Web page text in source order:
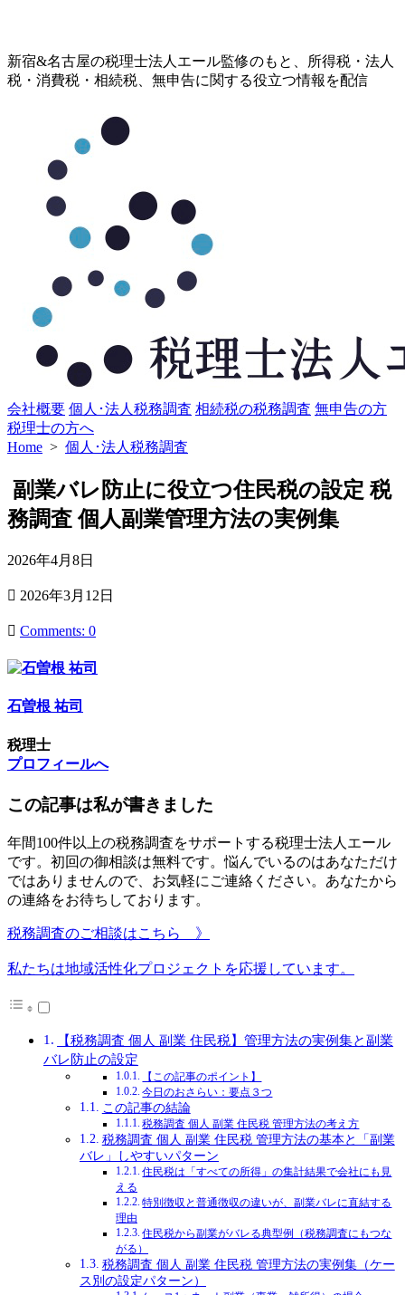
コ
ン
新宿&名古屋の税理士法人エール監修のもと、所得税・法人
税・消費税・相続税、無申告に関する役立つ情報を配信
会社概要 個人･法人税務調査 相続税の税務調査 無申告の方
税理士の方へ
Home > 個人･法人税務調査
副業バレ防止に役立つ住民税の設定 税
務調査 個人副業管理方法の実例集
公
日
2026年4月8日
最
更
日
2026年3月12日
Comments: 0
石曽根 祐司
税理士
プロフィールへ
この記事は私が書きました
年間100件以上の税務調査をサポートする税理士法人エール
です。初回の御相談は無料です。悩んでいるのはあなただけ
ではありませんので、お気軽にご連絡ください。あなたから
の連絡をお待ちしております。
税務調査のご相談はこちら 》
私たちは地域活性化プロジェクトを応援しています。
【税務調査 個人 副業 住民税】管理方法の実例集と副業
バレ防止の設定
【この記事のポイント】
今日のおさらい：要点３つ
この記事の結論
税務調査 個人 副業 住民税 管理方法の考え方
税務調査 個人 副業 住民税 管理方法の基本と「副業
バレ」しやすいパターン
住民税は「すべての所得」の集計結果で会社にも見
える
特別徴収と普通徴収の違いが、副業バレに直結する
理由
住民税から副業がバレる典型例（税務調査にもつな
がる）
税務調査 個人 副業 住民税 管理方法の実例集（ケー
ス別の設定パターン）